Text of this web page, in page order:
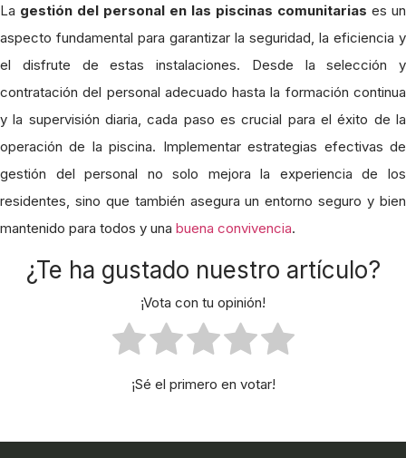
La gestión del personal en las piscinas comunitarias es un
aspecto fundamental para garantizar la seguridad, la eficiencia y
el disfrute de estas instalaciones. Desde la selección y
contratación del personal adecuado hasta la formación continua
y la supervisión diaria, cada paso es crucial para el éxito de la
operación de la piscina. Implementar estrategias efectivas de
gestión del personal no solo mejora la experiencia de los
residentes, sino que también asegura un entorno seguro y bien
mantenido para todos y una buena convivencia.
¿Te ha gustado nuestro artículo?
¡Vota con tu opinión!
¡Sé el primero en votar!